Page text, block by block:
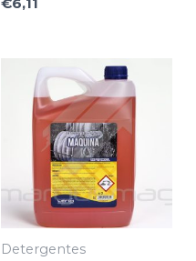
€6,11
Detergentes